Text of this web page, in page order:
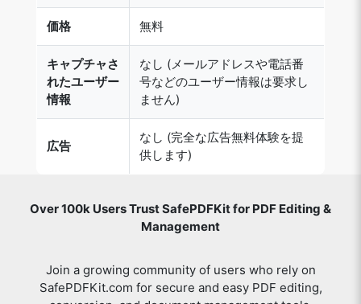
価格 無料
キャプチャさ
れたユーザー
情報
なし (メールアドレスや電話番
号などのユーザー情報は要求し
ません)
なし (完全な広告無料体験を提
供します)
Management
SafePDFKit.com for secure and easy PDF editing,
conversion, and document management tools.